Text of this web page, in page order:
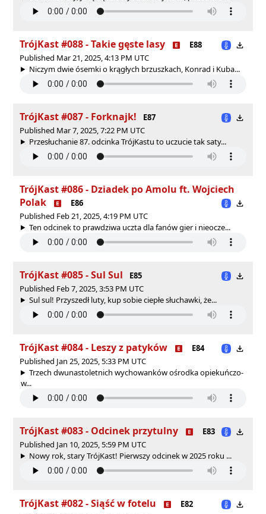
TrójKast #088 - Takie gęste lasy
E88
Published Mar 21, 2025, 4:13 PM UTC
Niczym dwie ósemki o krągłych brzuszkach, Konrad i Kuba...
TrójKast #087 - Forknajk!
E87
Published Mar 7, 2025, 7:22 PM UTC
Przesłuchanie 87. odcinka TrójKastu to uczucie tak saty...
TrójKast #086 - Dziadek po Amolu ft. Wojciech
Polak
E86
Published Feb 21, 2025, 4:19 PM UTC
Ten odcinek to prawdziwa uczta dla fanów gier i nieocze...
TrójKast #085 - Sul Sul
E85
Published Feb 7, 2025, 3:53 PM UTC
Sul sul! Przyszedł luty, kup sobie ciepłe słuchawki, że...
TrójKast #084 - Leszy z patyków
E84
Published Jan 25, 2025, 5:33 PM UTC
Trzech dwunastoletnich wychowanków ośrodka opiekuńczo-
w...
TrójKast #083 - Odcinek przytulny
E83
Published Jan 10, 2025, 5:59 PM UTC
Nowy rok, stary TrójKast! Pierwszy odcinek w 2025 roku ...
TrójKast #082 - Siąść w fotelu
E82